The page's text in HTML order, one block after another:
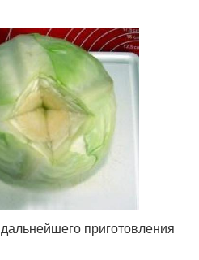
приготовления